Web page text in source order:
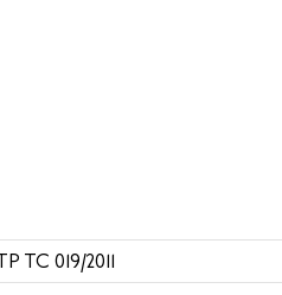
ТС 019/2011